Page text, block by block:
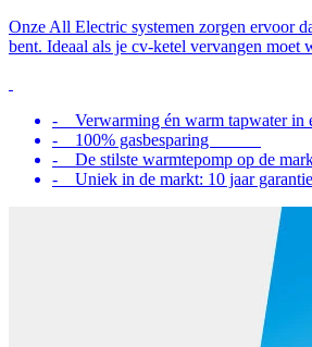
Onze All Electric systemen zorgen ervoor
bent. Ideaal als je cv-ketel vervangen moet
- Verwarming én warm tapwater in
- 100% gasbesparing
- De stilste warmtepomp op de
- Uniek in de markt: 10 jaar